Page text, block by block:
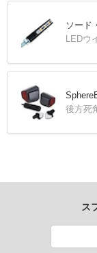
ソード
LEDウ
後方死
ス